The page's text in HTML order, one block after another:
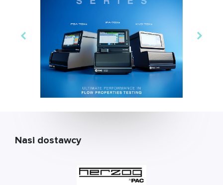
Nasi dostawcy